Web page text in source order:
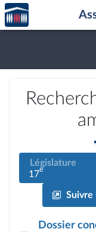
Aller au contenu
Aller en bas de la
Accèder
à la
page
Législature
17e
Suivre
Dossier